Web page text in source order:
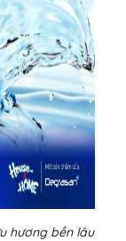
hương bền lâu